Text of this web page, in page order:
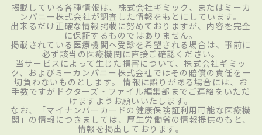
掲載している各種情報は、株式会社ギミック、またはミーカ
ンパニー株式会社が調査した情報をもとにしています。
出来るだけ正確な情報掲載に努めておりますが、内容を完全
に保証するものではありません。
掲載されている医療機関へ受診を希望される場合は、事前に
必ず該当の医療機関に直接ご確認ください。
当サービスによって生じた損害について、株式会社ギミッ
ク、およびミーカンパニー株式会社ではその賠償の責任を一
切負わないものとします。 情報に誤りがある場合には、お
手数ですがドクターズ・ファイル編集部までご連絡をいただ
けますようお願いいたします。
なお、「マイナンバーカードの健康保険証利用可能な医療機
関」の情報につきましては、厚生労働省の情報提供のもと、
情報を掲出しております。